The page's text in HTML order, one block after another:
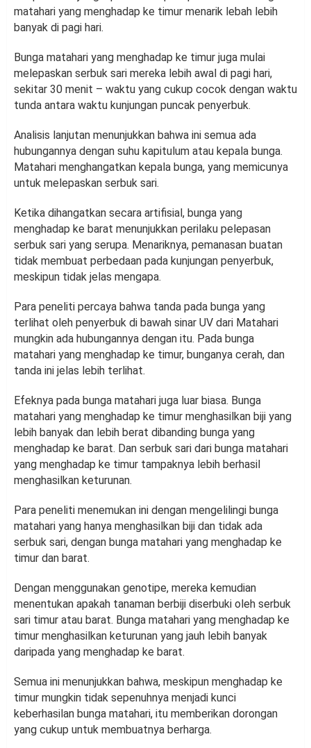
matahari yang menghadap ke timur menarik lebah lebih
banyak di pagi hari.
Bunga matahari yang menghadap ke timur juga mulai
melepaskan serbuk sari mereka lebih awal di pagi hari,
sekitar 30 menit – waktu yang cukup cocok dengan waktu
tunda antara waktu kunjungan puncak penyerbuk.
Analisis lanjutan menunjukkan bahwa ini semua ada
hubungannya dengan suhu kapitulum atau kepala bunga.
Matahari menghangatkan kepala bunga, yang memicunya
untuk melepaskan serbuk sari.
Ketika dihangatkan secara artifisial, bunga yang
menghadap ke barat menunjukkan perilaku pelepasan
serbuk sari yang serupa. Menariknya, pemanasan buatan
tidak membuat perbedaan pada kunjungan penyerbuk,
meskipun tidak jelas mengapa.
Para peneliti percaya bahwa tanda pada bunga yang
terlihat oleh penyerbuk di bawah sinar UV dari Matahari
mungkin ada hubungannya dengan itu. Pada bunga
matahari yang menghadap ke timur, bunganya cerah, dan
tanda ini jelas lebih terlihat.
Efeknya pada bunga matahari juga luar biasa. Bunga
matahari yang menghadap ke timur menghasilkan biji yang
lebih banyak dan lebih berat dibanding bunga yang
menghadap ke barat. Dan serbuk sari dari bunga matahari
yang menghadap ke timur tampaknya lebih berhasil
menghasilkan keturunan.
Para peneliti menemukan ini dengan mengelilingi bunga
matahari yang hanya menghasilkan biji dan tidak ada
serbuk sari, dengan bunga matahari yang menghadap ke
timur dan barat.
Dengan menggunakan genotipe, mereka kemudian
menentukan apakah tanaman berbiji diserbuki oleh serbuk
sari timur atau barat. Bunga matahari yang menghadap ke
timur menghasilkan keturunan yang jauh lebih banyak
daripada yang menghadap ke barat.
Semua ini menunjukkan bahwa, meskipun menghadap ke
timur mungkin tidak sepenuhnya menjadi kunci
keberhasilan bunga matahari, itu memberikan dorongan
yang cukup untuk membuatnya berharga.